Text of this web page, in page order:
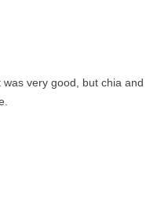
was very good, but chia and